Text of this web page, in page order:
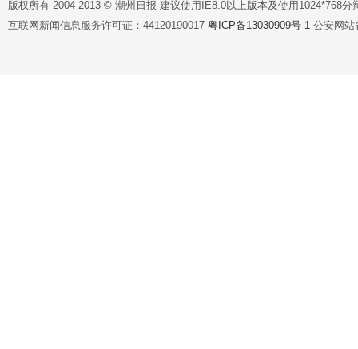
版权所有 2004-2013 © 潮州日报 建议使用IE8.0以上版本及使用1024*768分
互联网新闻信息服务许可证：44120190017 粤ICP备13030909号-1 公安网站